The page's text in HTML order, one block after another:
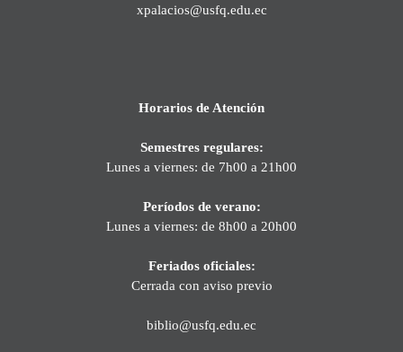
xpalacios@usfq.edu.ec
Horarios de Atención
Semestres regulares:
Lunes a viernes: de 7h00 a 21h00
Períodos de verano:
Lunes a viernes: de 8h00 a 20h00
Feriados oficiales:
Cerrada con aviso previo
biblio@usfq.edu.ec